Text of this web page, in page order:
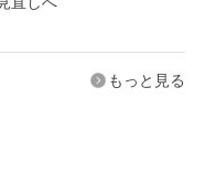
もっと見る